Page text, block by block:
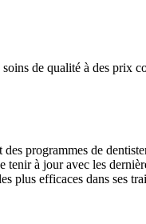
de qualité à des prix
programmes de
à jour avec les
plus efficaces dans ses